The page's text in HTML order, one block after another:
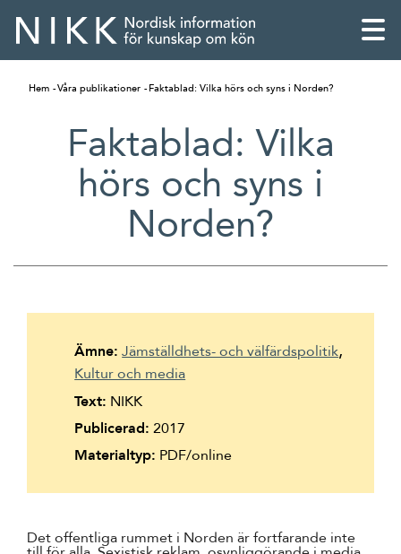
English
Skandinaviska
Suomi
Íslenska
Hem Våra publikationer Faktablad: Vilka hörs och syns i Norden?
Faktablad: Vilka
hörs och syns i
Norden?
Det offentliga rummet i Norden är fortfarande inte
Ämne: Jämställdhets- och välfärdspolitik
Kultur och media
Text: NIKK
Publicerad: 2017
Materialtyp: PDF/online